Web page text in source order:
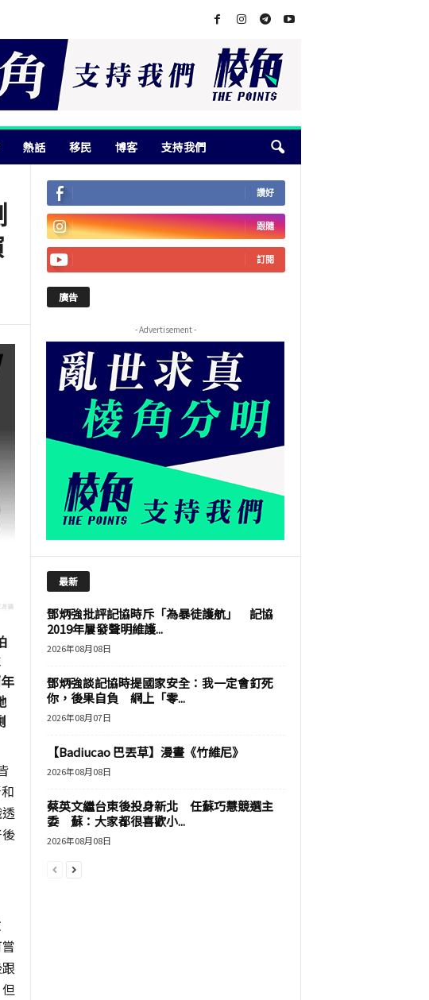
熱話 移民 博客 支持我們
讚好
跟隨
訂閱
廣告
- Advertisement -
最新
鄧炳強批評記協時斥「為暴徒護航」 記協
2019年屢發聲明維護...
2026年08月08日
鄧炳強談記協時提國家安全：我一定會釘死
你，後果自負 網上「零...
2026年08月07日
【Badiucao 巴丟草】漫畫《竹維尼》
2026年08月08日
蔡英文繼台東後投身新北 任蘇巧慧競選主
委 蘇：大家都很喜歡小...
2026年08月08日